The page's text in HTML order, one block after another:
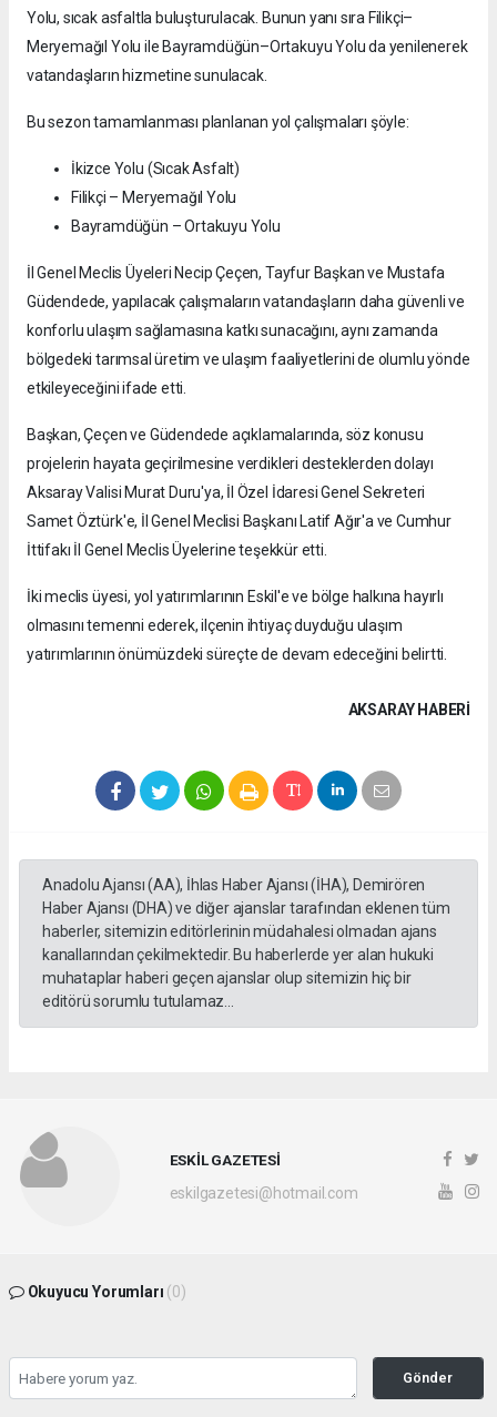
Yolu, sıcak asfaltla buluşturulacak. Bunun yanı sıra Filikçi–
Meryemağıl Yolu ile Bayramdüğün–Ortakuyu Yolu da yenilenerek
vatandaşların hizmetine sunulacak.
Bu sezon tamamlanması planlanan yol çalışmaları şöyle:
İkizce Yolu (Sıcak Asfalt)
Filikçi – Meryemağıl Yolu
Bayramdüğün – Ortakuyu Yolu
İl Genel Meclis Üyeleri Necip Çeçen, Tayfur Başkan ve Mustafa
Güdendede, yapılacak çalışmaların vatandaşların daha güvenli ve
konforlu ulaşım sağlamasına katkı sunacağını, aynı zamanda
bölgedeki tarımsal üretim ve ulaşım faaliyetlerini de olumlu yönde
etkileyeceğini ifade etti.
Başkan, Çeçen ve Güdendede açıklamalarında, söz konusu
projelerin hayata geçirilmesine verdikleri desteklerden dolayı
Aksaray Valisi Murat Duru'ya, İl Özel İdaresi Genel Sekreteri
Samet Öztürk'e, İl Genel Meclisi Başkanı Latif Ağır'a ve Cumhur
İttifakı İl Genel Meclis Üyelerine teşekkür etti.
İki meclis üyesi, yol yatırımlarının Eskil'e ve bölge halkına hayırlı
olmasını temenni ederek, ilçenin ihtiyaç duyduğu ulaşım
yatırımlarının önümüzdeki süreçte de devam edeceğini belirtti.
AKSARAY HABERİ
Anadolu Ajansı (AA), İhlas Haber Ajansı (İHA), Demirören
Haber Ajansı (DHA) ve diğer ajanslar tarafından eklenen tüm
haberler, sitemizin editörlerinin müdahalesi olmadan ajans
kanallarından çekilmektedir. Bu haberlerde yer alan hukuki
muhataplar haberi geçen ajanslar olup sitemizin hiç bir
editörü sorumlu tutulamaz...
ESKİL GAZETESİ
eskilgazetesi@hotmail.com
Okuyucu Yorumları (0)
Gönder